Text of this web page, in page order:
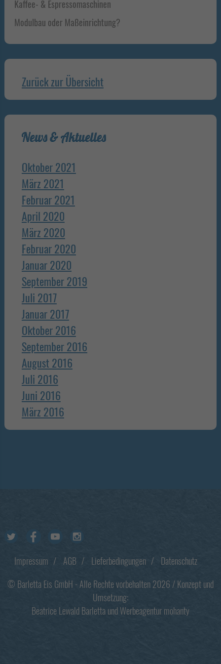
Kaffee- & Espressomaschinen
Modulbau oder Maßeinrichtung?
Zurück zur Übersicht
News & Aktuelles
Oktober 2021
März 2021
Februar 2021
April 2020
März 2020
Februar 2020
Januar 2020
September 2019
Juli 2017
Januar 2017
Oktober 2016
September 2016
August 2016
Juli 2016
Juni 2016
März 2016
Footer
Impressum AGB Lieferbedingungen
Datenschutz
© Barletta Eis GmbH - Alle Rechte vorbehalten 2026 / Konzept und
Umsetzung:
Beatrice Lewald Barletta undWerbeagenturmohanty